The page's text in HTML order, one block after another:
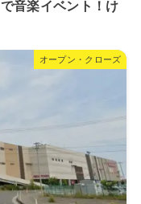
音楽イベント！け
オープン・クローズ